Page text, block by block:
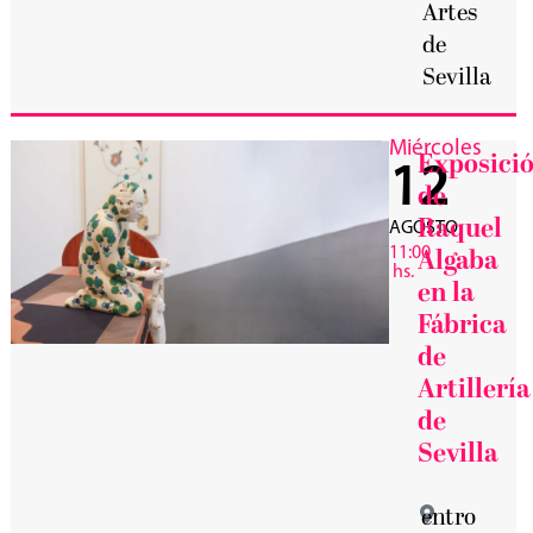
Artes
de
Sevilla
Miércoles
12
AGOSTO
11:00
hs.
de
Raquel
Algaba
en la
Fábrica
de
Artillería
de
Sevilla
entro